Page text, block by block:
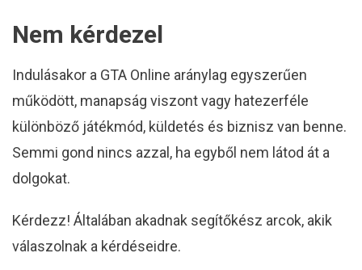
Nem kérdezel
Indulásakor a GTA Online aránylag egyszerűen
működött, manapság viszont vagy hatezerféle
különböző játékmód, küldetés és biznisz van benne.
Semmi gond nincs azzal, ha egyből nem látod át a
dolgokat.
Kérdezz! Általában akadnak segítőkész arcok, akik
válaszolnak a kérdéseidre.